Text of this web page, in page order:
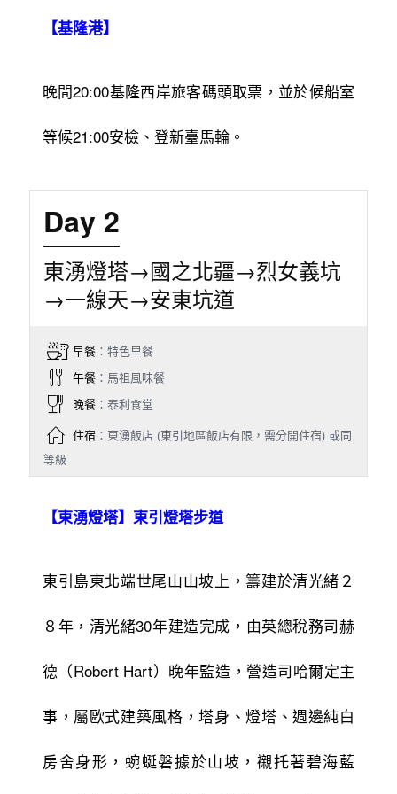
【基隆港】
晚間20:00基隆西岸旅客碼頭取票，並於候船室
等候21:00安檢、登新臺馬輪。
Day 2
東湧燈塔→國之北疆→烈女義坑
→一線天→安東坑道
早餐：特色早餐
午餐：馬祖風味餐
晚餐：泰利食堂
住宿：東湧飯店 (東引地區飯店有限，需分開住宿) 或同
等級
【東湧燈塔】東引燈塔步道
東引島東北端世尾山山坡上，籌建於清光緒２
８年，清光緒30年建造完成，由英總稅務司赫
德（Robert Hart）晚年監造，營造司哈爾定主
事，屬歐式建築風格，塔身、燈塔、週邊純白
房舍身形，蜿蜒磐據於山坡，襯托著碧海藍